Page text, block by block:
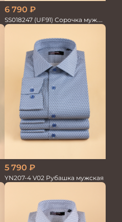
6 790 ₽
SS018247 (UF91) Сорочка муж.
GROSTYLE TRENDY
5 790 ₽
YN207-4 V02 Рубашка мужская